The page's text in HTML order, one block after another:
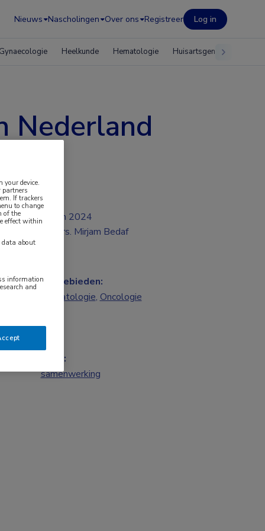
Nieuws Nascholingen Over ons Registreer Log in
Heelkunde Hematologie Huisartsgeneeskunde
Nederland
jun 2024
Drs. Mirjam Bedaf
Vakgebieden:
Hematologie, Oncologie
Tags:
samenwerking
device.
partners
If trackers
to change
of the
effect within
data about
information
and